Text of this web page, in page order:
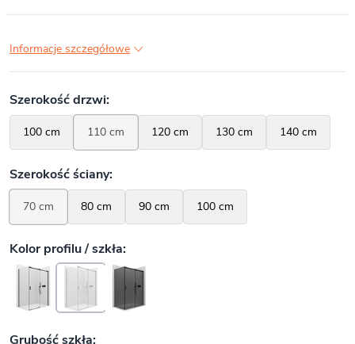
Informacje szczegółowe